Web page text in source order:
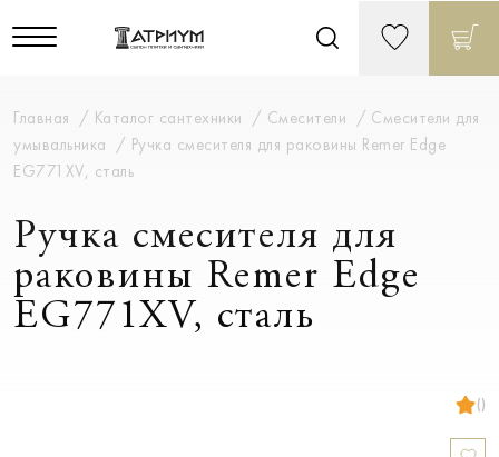
Главная Каталог сантехники Смесители
Смесители для
умывальника
Ручка смесителя для раковины Remer Edge
EG771XV, сталь
Ручка смесителя для
раковины Remer Edge
EG771XV, сталь
()